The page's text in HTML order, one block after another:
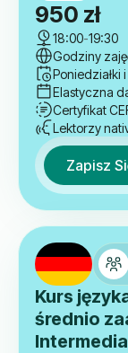
950 zł
18:00-19:30
Godziny
Poniedziałki
Elastyczna
Certyfikat
Lektorzy
Zapisz
Kurs
średnio